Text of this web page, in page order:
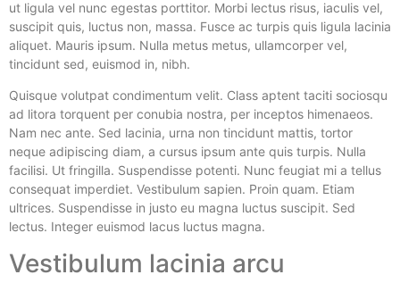
ut ligula vel nunc egestas porttitor. Morbi lectus risus, iaculis vel,
suscipit quis, luctus non, massa. Fusce ac turpis quis ligula lacinia
aliquet. Mauris ipsum. Nulla metus metus, ullamcorper vel,
tincidunt sed, euismod in, nibh.
Quisque volutpat condimentum velit. Class aptent taciti sociosqu
ad litora torquent per conubia nostra, per inceptos himenaeos.
Nam nec ante. Sed lacinia, urna non tincidunt mattis, tortor
neque adipiscing diam, a cursus ipsum ante quis turpis. Nulla
facilisi. Ut fringilla. Suspendisse potenti. Nunc feugiat mi a tellus
consequat imperdiet. Vestibulum sapien. Proin quam. Etiam
ultrices. Suspendisse in justo eu magna luctus suscipit. Sed
lectus. Integer euismod lacus luctus magna.
Vestibulum lacinia arcu